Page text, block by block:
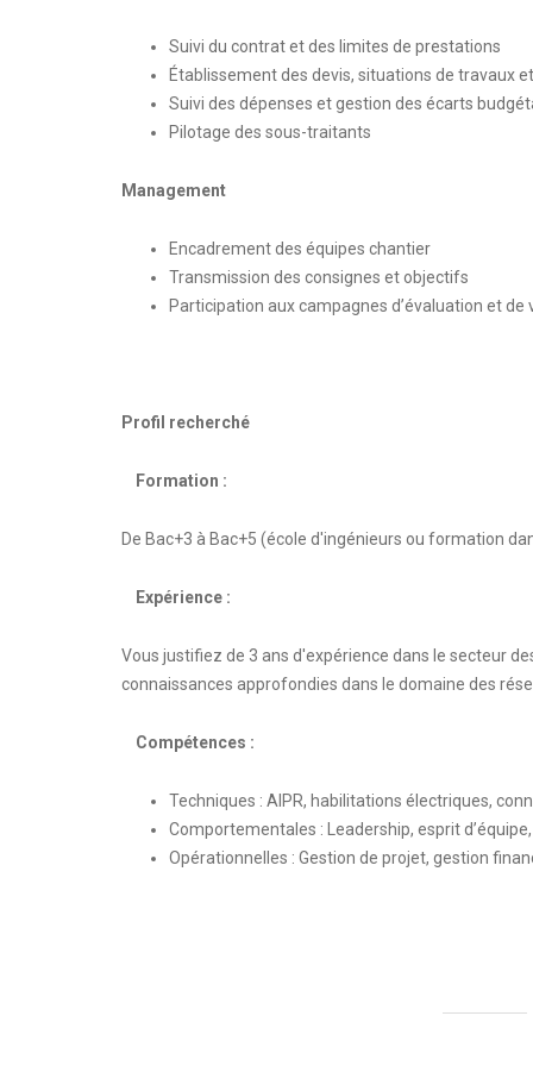
Suivi du contrat et des limites de prestations
Établissement des devis, situations de travaux et
Suivi des dépenses et gestion des écarts
Pilotage des sous-traitants
Management
Encadrement des équipes chantier
Transmission des consignes et objectifs
Participation aux campagnes d’évaluation et de
Profil recherché
Formation :
De Bac+3 à Bac+5 (école d'ingénieurs ou formation
Expérience :
Vous justifiez de 3 ans d'expérience dans le secteur
connaissances approfondies dans le domaine des
Compétences :
Techniques : AIPR, habilitations électriques,
Comportementales : Leadership, esprit
Opérationnelles : Gestion de projet, gestion